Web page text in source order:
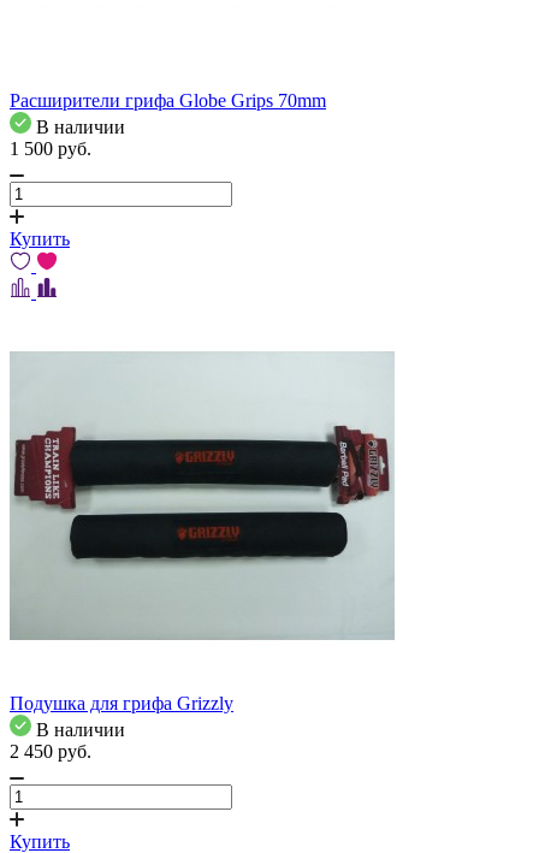
Расширители грифа Globe Grips 70mm
В наличии
1 500 pуб.
Купить
Подушка для грифа Grizzly
В наличии
2 450 pуб.
Купить